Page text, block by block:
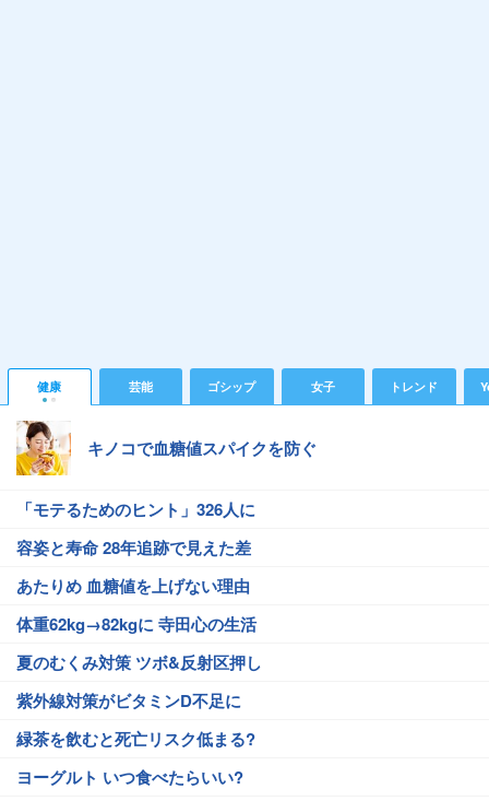
健康 芸能 ゴシップ 女子 トレンド
キノコで血糖値スパイクを防ぐ
「モテるためのヒント」326人に
容姿と寿命 28年追跡で見えた差
あたりめ 血糖値を上げない理由
体重62kg→82kgに 寺田心の生活
夏のむくみ対策 ツボ&反射区押し
紫外線対策がビタミンD不足に
緑茶を飲むと死亡リスク低まる?
ヨーグルト いつ食べたらいい?